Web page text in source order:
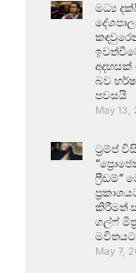
මධ්‍ය
බව හර්ෂ
පවසයි
May 13,
ට්‍රම්ප්
ෆ්‍රීඩම්”
කිරීමත්
ගල්ෆ්
මවිතයට
May 7,